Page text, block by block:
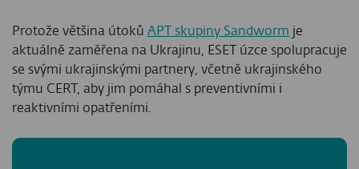
Protože většina útoků APT skupiny Sandworm je
aktuálně zaměřena na Ukrajinu, ESET úzce spolupracuje
se svými ukrajinskými partnery, včetně ukrajinského
týmu CERT, aby jim pomáhal s preventivními i
reaktivními opatřeními.